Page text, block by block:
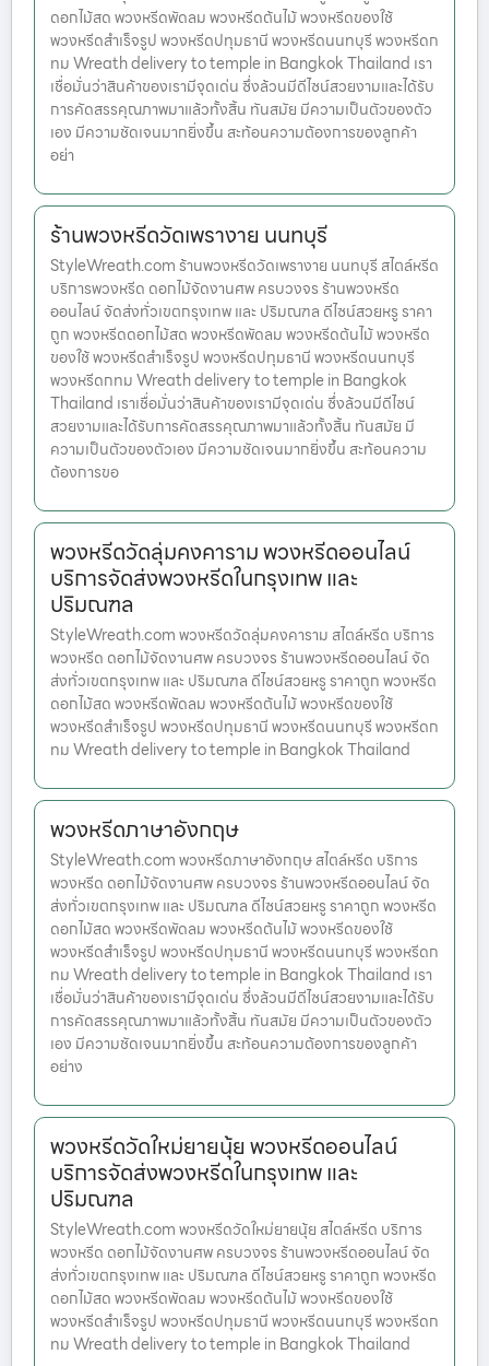
ดอกไม้สด พวงหรีดพัดลม พวงหรีดต้นไม้ พวงหรีดของใช้
พวงหรีดสำเร็จรูป พวงหรีดปทุมธานี พวงหรีดนนทบุรี พวงหรีดก
ทม Wreath delivery to temple in Bangkok Thailand เรา
เชื่อมั่นว่าสินค้าของเรามีจุดเด่น ซึ่งล้วนมีดีไซน์สวยงามและได้รับ
การคัดสรรคุณภาพมาแล้วทั้งสิ้น ทันสมัย มีความเป็นตัวของตัว
เอง มีความชัดเจนมากยิ่งขึ้น สะท้อนความต้องการของลูกค้า
อย่า
ร้านพวงหรีดวัดเพรางาย นนทบุรี
StyleWreath.com ร้านพวงหรีดวัดเพรางาย นนทบุรี สไตล์หรีด
บริการพวงหรีด ดอกไม้จัดงานศพ ครบวงจร ร้านพวงหรีด
ออนไลน์ จัดส่งทั่วเขตกรุงเทพ และ ปริมณฑล ดีไซน์สวยหรู ราคา
ถูก พวงหรีดดอกไม้สด พวงหรีดพัดลม พวงหรีดต้นไม้ พวงหรีด
ของใช้ พวงหรีดสำเร็จรูป พวงหรีดปทุมธานี พวงหรีดนนทบุรี
พวงหรีดกทม Wreath delivery to temple in Bangkok
Thailand เราเชื่อมั่นว่าสินค้าของเรามีจุดเด่น ซึ่งล้วนมีดีไซน์
สวยงามและได้รับการคัดสรรคุณภาพมาแล้วทั้งสิ้น ทันสมัย มี
ความเป็นตัวของตัวเอง มีความชัดเจนมากยิ่งขึ้น สะท้อนความ
ต้องการขอ
พวงหรีดวัดลุ่มคงคาราม พวงหรีดออนไลน์
บริการจัดส่งพวงหรีดในกรุงเทพ และ
ปริมณฑล
StyleWreath.com พวงหรีดวัดลุ่มคงคาราม สไตล์หรีด บริการ
พวงหรีด ดอกไม้จัดงานศพ ครบวงจร ร้านพวงหรีดออนไลน์ จัด
ส่งทั่วเขตกรุงเทพ และ ปริมณฑล ดีไซน์สวยหรู ราคาถูก พวงหรีด
ดอกไม้สด พวงหรีดพัดลม พวงหรีดต้นไม้ พวงหรีดของใช้
พวงหรีดสำเร็จรูป พวงหรีดปทุมธานี พวงหรีดนนทบุรี พวงหรีดก
ทม Wreath delivery to temple in Bangkok Thailand
พวงหรีดภาษาอังกฤษ
StyleWreath.com พวงหรีดภาษาอังกฤษ สไตล์หรีด บริการ
พวงหรีด ดอกไม้จัดงานศพ ครบวงจร ร้านพวงหรีดออนไลน์ จัด
ส่งทั่วเขตกรุงเทพ และ ปริมณฑล ดีไซน์สวยหรู ราคาถูก พวงหรีด
ดอกไม้สด พวงหรีดพัดลม พวงหรีดต้นไม้ พวงหรีดของใช้
พวงหรีดสำเร็จรูป พวงหรีดปทุมธานี พวงหรีดนนทบุรี พวงหรีดก
ทม Wreath delivery to temple in Bangkok Thailand เรา
เชื่อมั่นว่าสินค้าของเรามีจุดเด่น ซึ่งล้วนมีดีไซน์สวยงามและได้รับ
การคัดสรรคุณภาพมาแล้วทั้งสิ้น ทันสมัย มีความเป็นตัวของตัว
เอง มีความชัดเจนมากยิ่งขึ้น สะท้อนความต้องการของลูกค้า
อย่าง
พวงหรีดวัดใหม่ยายนุ้ย พวงหรีดออนไลน์
บริการจัดส่งพวงหรีดในกรุงเทพ และ
ปริมณฑล
StyleWreath.com พวงหรีดวัดใหม่ยายนุ้ย สไตล์หรีด บริการ
พวงหรีด ดอกไม้จัดงานศพ ครบวงจร ร้านพวงหรีดออนไลน์ จัด
ส่งทั่วเขตกรุงเทพ และ ปริมณฑล ดีไซน์สวยหรู ราคาถูก พวงหรีด
ดอกไม้สด พวงหรีดพัดลม พวงหรีดต้นไม้ พวงหรีดของใช้
พวงหรีดสำเร็จรูป พวงหรีดปทุมธานี พวงหรีดนนทบุรี พวงหรีดก
ทม Wreath delivery to temple in Bangkok Thailand